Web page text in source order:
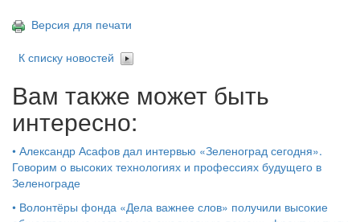
Версия для печати
К списку новостей
Вам также может быть
интересно:
• Александр Асафов дал интервью «Зеленоград сегодня».
Говорим о высоких технологиях и профессиях будущего в
Зеленограде
• Волонтёры фонда «Дела важнее слов» получили высокие